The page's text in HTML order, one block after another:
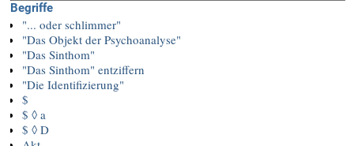
Begriffe
"... oder schlimmer"
"Das Objekt der Psychoanalyse"
"Das Sinthom"
"Das Sinthom" entziffern
"Die Identifizierung"
$
$ ◊ a
$ ◊ D